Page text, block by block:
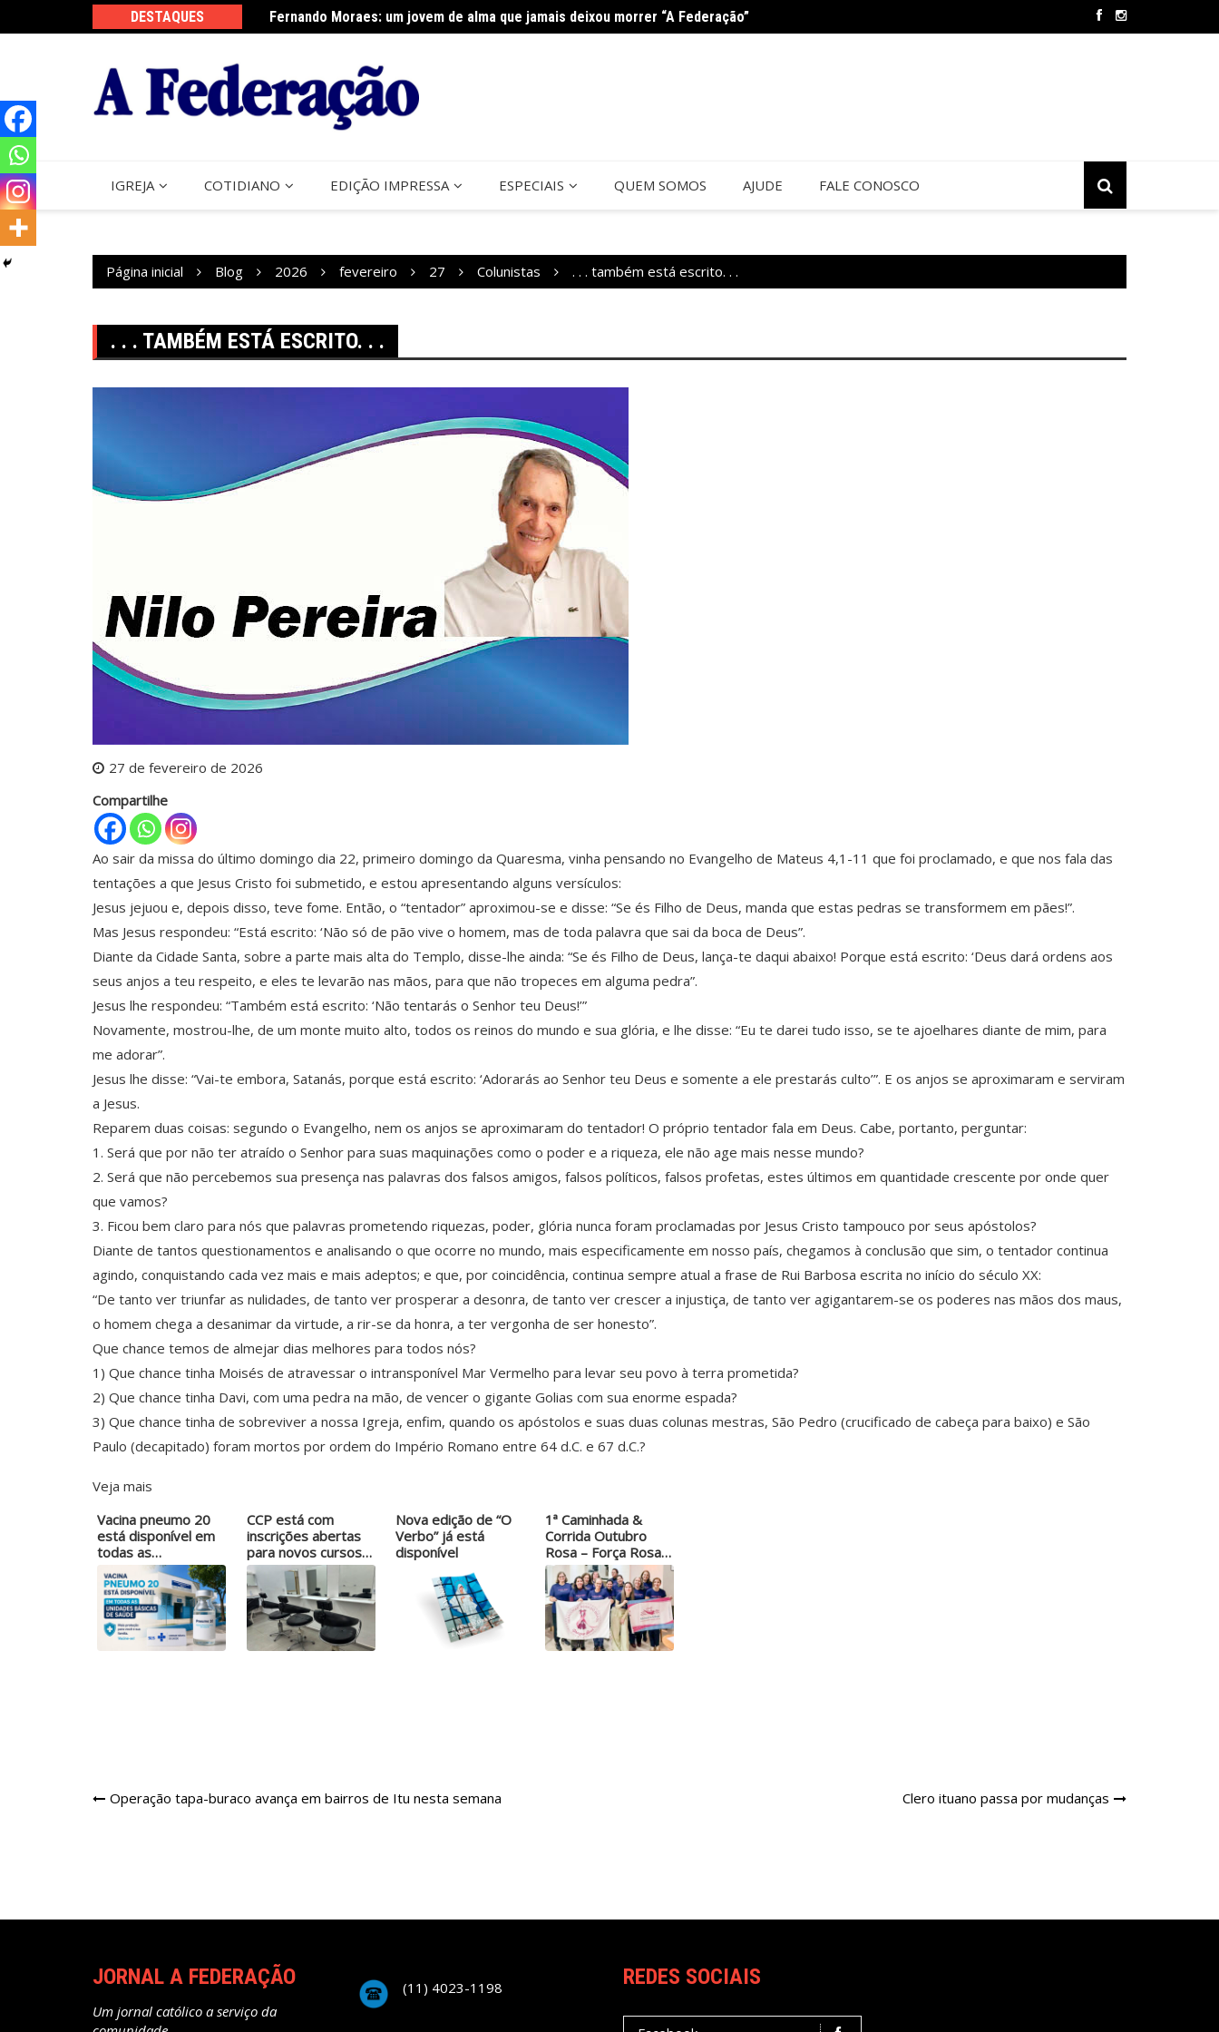
DESTAQUES Fernando Moraes: um jovem de alma que jamais deixou morrer “A Federação”
Curso Oração e Vida na Paróquia São José Cerco de Jericó termina neste sábado na São Judas Tadeu
IGREJA COTIDIANO EDIÇÃO IMPRESSA ESPECIAIS QUEM SOMOS AJUDE FALE CONOSCO
Página inicial Blog 2026 fevereiro 27 Colunistas . . . também está escrito. . .
. . . TAMBÉM ESTÁ ESCRITO. . .
27 de fevereiro de 2026
Compartilhe
Ao sair da missa do último domingo dia 22, primeiro domingo da Quaresma, vinha pensando no Evangelho de Mateus 4,1-11 que foi proclamado, e que nos fala das
tentações a que Jesus Cristo foi submetido, e estou apresentando alguns versículos:
Jesus jejuou e, depois disso, teve fome. Então, o “tentador” aproximou-se e disse: “Se és Filho de Deus, manda que estas pedras se transformem em pães!”.
Mas Jesus respondeu: “Está escrito: ‘Não só de pão vive o homem, mas de toda palavra que sai da boca de Deus”.
Diante da Cidade Santa, sobre a parte mais alta do Templo, disse-lhe ainda: “Se és Filho de Deus, lança-te daqui abaixo! Porque está escrito: ‘Deus dará ordens aos
seus anjos a teu respeito, e eles te levarão nas mãos, para que não tropeces em alguma pedra”.
Jesus lhe respondeu: “Também está escrito: ‘Não tentarás o Senhor teu Deus!’”
Novamente, mostrou-lhe, de um monte muito alto, todos os reinos do mundo e sua glória, e lhe disse: “Eu te darei tudo isso, se te ajoelhares diante de mim, para
me adorar”.
Jesus lhe disse: “Vai-te embora, Satanás, porque está escrito: ‘Adorarás ao Senhor teu Deus e somente a ele prestarás culto’”. E os anjos se aproximaram e serviram
a Jesus.
Reparem duas coisas: segundo o Evangelho, nem os anjos se aproximaram do tentador! O próprio tentador fala em Deus. Cabe, portanto, perguntar:
1. Será que por não ter atraído o Senhor para suas maquinações como o poder e a riqueza, ele não age mais nesse mundo?
2. Será que não percebemos sua presença nas palavras dos falsos amigos, falsos políticos, falsos profetas, estes últimos em quantidade crescente por onde quer
que vamos?
3. Ficou bem claro para nós que palavras prometendo riquezas, poder, glória nunca foram proclamadas por Jesus Cristo tampouco por seus apóstolos?
Diante de tantos questionamentos e analisando o que ocorre no mundo, mais especificamente em nosso país, chegamos à conclusão que sim, o tentador continua
agindo, conquistando cada vez mais e mais adeptos; e que, por coincidência, continua sempre atual a frase de Rui Barbosa escrita no início do século XX:
“De tanto ver triunfar as nulidades, de tanto ver prosperar a desonra, de tanto ver crescer a injustiça, de tanto ver agigantarem-se os poderes nas mãos dos maus,
o homem chega a desanimar da virtude, a rir-se da honra, a ter vergonha de ser honesto”.
Que chance temos de almejar dias melhores para todos nós?
1) Que chance tinha Moisés de atravessar o intransponível Mar Vermelho para levar seu povo à terra prometida?
2) Que chance tinha Davi, com uma pedra na mão, de vencer o gigante Golias com sua enorme espada?
3) Que chance tinha de sobreviver a nossa Igreja, enfim, quando os apóstolos e suas duas colunas mestras, São Pedro (crucificado de cabeça para baixo) e São
Paulo (decapitado) foram mortos por ordem do Império Romano entre 64 d.C. e 67 d.C.?
Veja mais
Vacina pneumo 20
está disponível em
todas as…
CCP está com
inscrições abertas
para novos cursos
gratuitos
Nova edição de “O
Verbo” já está
disponível
1ª Caminhada &
Corrida Outubro
Rosa – Força Rosa
Itu…
Navegação
Operação tapa-buraco avança em bairros de Itu nesta semana Clero ituano passa por mudanças
JORNAL A FEDERAÇÃO
Um jornal católico a serviço da
(11) 4023-1198 REDES SOCIAIS